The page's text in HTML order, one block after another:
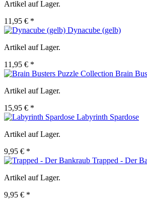
Artikel auf Lager.
11,95 € *
Dynacube (gelb)
Artikel auf Lager.
11,95 € *
Brain
Artikel auf Lager.
15,95 € *
Labyrinth Spardose
Artikel auf Lager.
9,95 € *
Trapped - Der
Artikel auf Lager.
9,95 € *